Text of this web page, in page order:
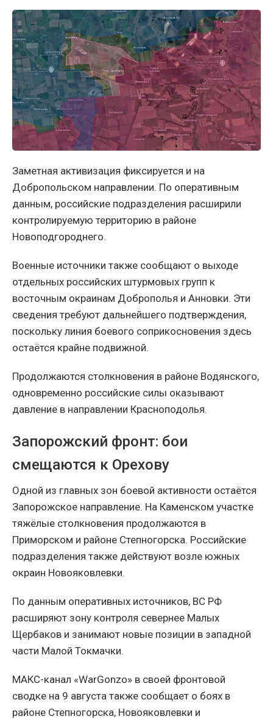
Заметная активизация фиксируется и на
Добропольском направлении. По оперативным
данным, российские подразделения расширили
контролируемую территорию в районе
Новоподгороднего.
Военные источники также сообщают о выходе
отдельных российских штурмовых групп к
восточным окраинам Доброполья и Анновки. Эти
сведения требуют дальнейшего подтверждения,
поскольку линия боевого соприкосновения здесь
остаётся крайне подвижной.
Продолжаются столкновения в районе Водянского,
одновременно российские силы оказывают
давление в направлении Красноподолья.
Запорожский фронт: бои
смещаются к Орехову
Одной из главных зон боевой активности остаётся
Запорожское направление. На Каменском участке
тяжёлые столкновения продолжаются в
Приморском и районе Степногорска. Российские
подразделения также действуют возле южных
окраин Новояковлевки.
По данным оперативных источников, ВС РФ
расширяют зону контроля севернее Малых
Щербаков и занимают новые позиции в западной
части Малой Токмачки.
МАКС-канал «WarGonzo» в своей фронтовой
сводке на 9 августа также сообщает о боях в
районе Степногорска, Новояковлевки и